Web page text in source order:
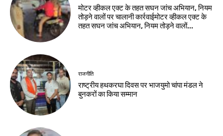
मोटर व्हीकल एक्ट के तहत सघन जांच अभियान, नियम
तोड़ने वालों पर चालानी कार्रवाईमोटर व्हीकल एक्ट के
तहत सघन जांच अभियान, नियम तोड़ने वालों...
राजनीति
राष्ट्रीय हथकरघा दिवस पर भाजयुमो चांपा मंडल ने
बुनकरों का किया सम्मान